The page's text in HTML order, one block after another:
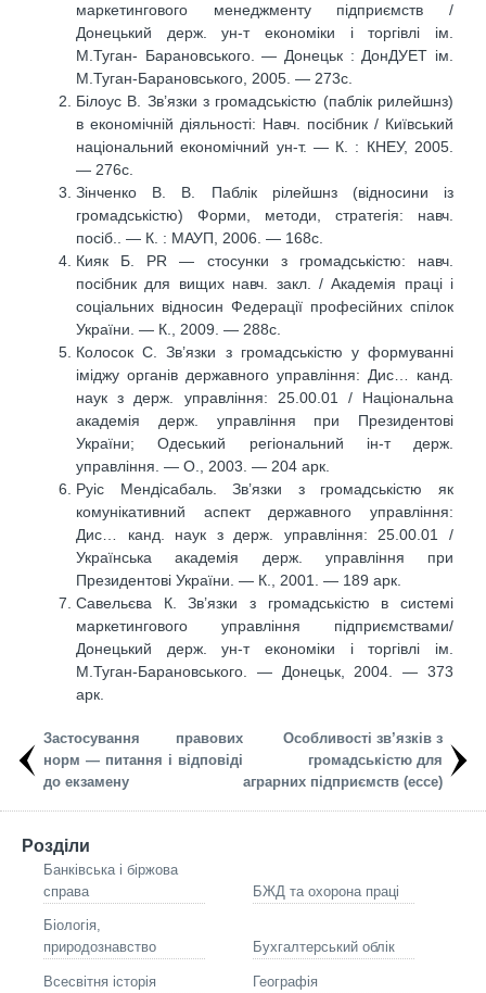
маркетингового менеджменту підприємств /
Донецький держ. ун-т економіки і торгівлі ім.
М.Туган- Барановського. — Донецьк : ДонДУЕТ ім.
М.Туган-Барановського, 2005. — 273с.
Білоус В. Зв’язки з громадськістю (паблік рилейшнз)
в економічній діяльності: Навч. посібник / Київський
національний економічний ун-т. — К. : КНЕУ, 2005.
— 276с.
Зінченко В. В. Паблік рілейшнз (відносини із
громадськістю) Форми, методи, стратегія: навч.
посіб.. — К. : МАУП, 2006. — 168с.
Кияк Б. PR — стосунки з громадськістю: навч.
посібник для вищих навч. закл. / Академія праці і
соціальних відносин Федерації професійних спілок
України. — К., 2009. — 288с.
Колосок С. Зв’язки з громадськістю у формуванні
іміджу органів державного управління: Дис… канд.
наук з держ. управління: 25.00.01 / Національна
академія держ. управління при Президентові
України; Одеський регіональний ін-т держ.
управління. — О., 2003. — 204 арк.
Руіс Мендісабаль. Зв’язки з громадськістю як
комунікативний аспект державного управління:
Дис… канд. наук з держ. управління: 25.00.01 /
Українська академія держ. управління при
Президентові України. — К., 2001. — 189 арк.
Савельєва К. Зв’язки з громадськістю в системі
маркетингового управління підприємствами/
Донецький держ. ун-т економіки і торгівлі ім.
М.Туган-Барановського. — Донецьк, 2004. — 373
арк.
Застосування правових
норм — питання і відповіді
до екзамену
Особливості зв’язків з
громадськістю для
аграрних підприємств (ессе)
Розділи
Банківська і біржова
справа
БЖД та охорона праці
Біологія,
природознавство
Бухгалтерський облік
Всесвітня історія Географія